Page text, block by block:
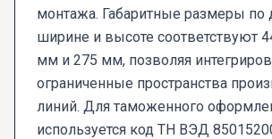
монтажа. Габаритные размеры по
ширине и высоте соответствуют
мм и 275 мм, позволяя
ограниченные пространства
линий. Для таможенного
используется код ТН ВЭД